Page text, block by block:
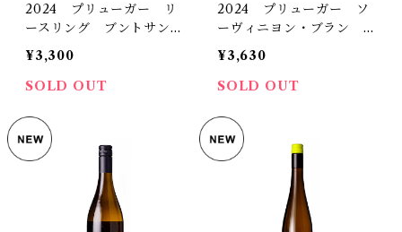
2024 プリューガー リ
ースリング ブントサント
シュタイン トロッケン
¥3,300
SOLD OUT
2024 プリューガー ソ
ーヴィニヨン・ブラン ク
アーツィット トロッケン
¥3,630
SOLD OUT